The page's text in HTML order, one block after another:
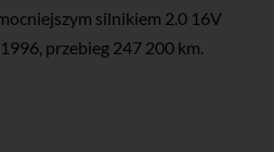
silnikiem 2.0 16V
przebieg 247 200 km.